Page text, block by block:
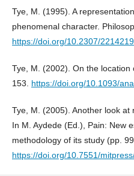
Tye, M. (1995). A
phenomenal character.
https://doi.org/10.2307/2214219
Tye, M. (2002). On the
153. https://doi.org/10.1093/
Tye, M. (2005). Another look at
In M. Aydede (Ed.), Pain: New
methodology of its study (pp.
https://doi.org/10.7551/